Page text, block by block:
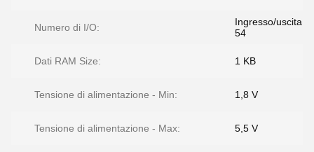
Numero di I/O:
Ingresso/uscita
54
Dati RAM Size: 1 KB
Tensione di alimentazione - Min: 1,8 V
Tensione di alimentazione - Max: 5,5 V